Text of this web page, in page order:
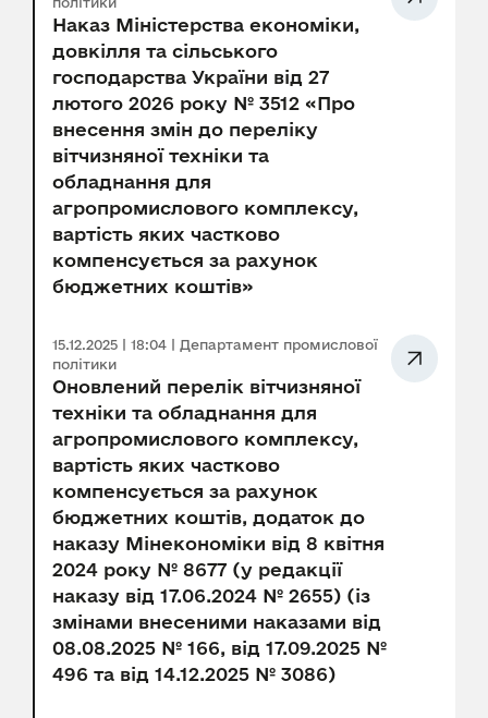
Наказ Міністерства економіки,
довкілля та сільського
господарства України від 27
лютого 2026 року № 3512 «Про
внесення змін до переліку
вітчизняної техніки та
обладнання для
агропромислового комплексу,
вартість яких частково
компенсується за рахунок
бюджетних коштів»
15.12.2025 | 18:04 | Департамент промислової
політики
Оновлений перелік вітчизняної
техніки та обладнання для
агропромислового комплексу,
вартість яких частково
компенсується за рахунок
бюджетних коштів, додаток до
наказу Мінекономіки від 8 квітня
2024 року № 8677 (у редакції
наказу від 17.06.2024 № 2655) (із
змінами внесеними наказами від
08.08.2025 № 166, від 17.09.2025 №
496 та від 14.12.2025 № 3086)